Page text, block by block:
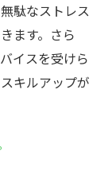
駄なストレス
ます。さら
イスを受けら
キルアップが